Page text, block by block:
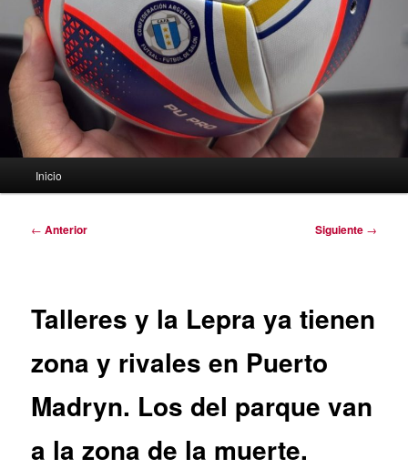
Inicio
Navegación
← Anterior Siguiente →
Talleres y la Lepra ya tienen
zona y rivales en Puerto
Madryn. Los del parque van
a la zona de la muerte.